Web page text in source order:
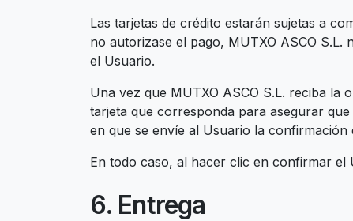
Las tarjetas de crédito estarán sujetas a
no autorizase el pago, MUTXO ASCO
el Usuario.
Una vez que MUTXO ASCO S.L. reciba
tarjeta que corresponda para asegurar
en que se envíe al Usuario la
En todo caso, al hacer clic en confirmar el
6. Entrega